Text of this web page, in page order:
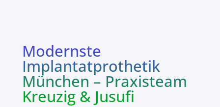
Modernste
Implantatprothetik
München – Praxisteam
Kreuzig & Jusufi